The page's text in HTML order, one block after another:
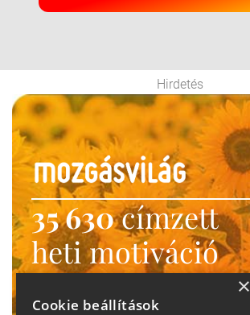
Hirdetés
35 630címzett
heti motiváció
Ne maradj le!
×
Cookie beállítások